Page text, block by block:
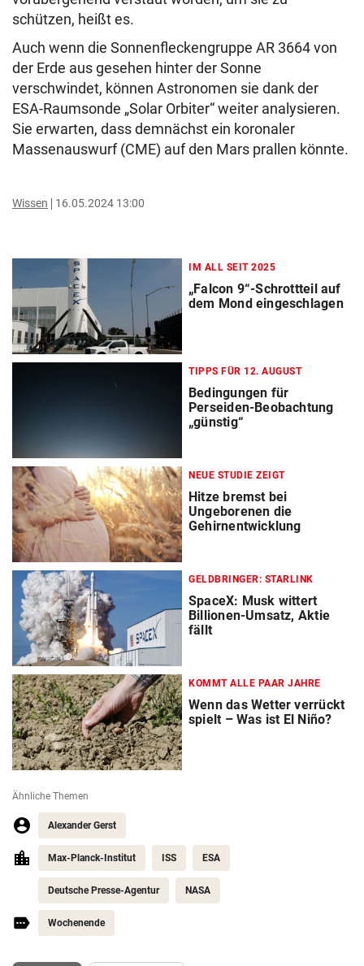
schützen, heißt es.
Auch wenn die Sonnenfleckengruppe AR 3664 von
der Erde aus gesehen hinter der Sonne
verschwindet, können Astronomen sie dank der
ESA-Raumsonde „Solar Orbiter“ weiter analysieren.
Sie erwarten, dass demnächst ein koronaler
Massenauswurf (CME) auf den Mars prallen könnte.
Wissen 16.05.2024 13:00
IM ALL SEIT 2025
„Falcon 9“-Schrottteil auf
dem Mond eingeschlagen
TIPPS FÜR 12. AUGUST
Bedingungen für
Perseiden-Beobachtung
„günstig“
NEUE STUDIE ZEIGT
Hitze bremst bei
Ungeborenen die
Gehirnentwicklung
GELDBRINGER: STARLINK
SpaceX: Musk wittert
Billionen-Umsatz, Aktie
fällt
KOMMT ALLE PAAR JAHRE
Wenn das Wetter verrückt
spielt – Was ist El Niño?
Ähnliche Themen
Alexander Gerst
Max-Planck-Institut ISS ESA
Deutsche Presse-Agentur NASA
Wochenende